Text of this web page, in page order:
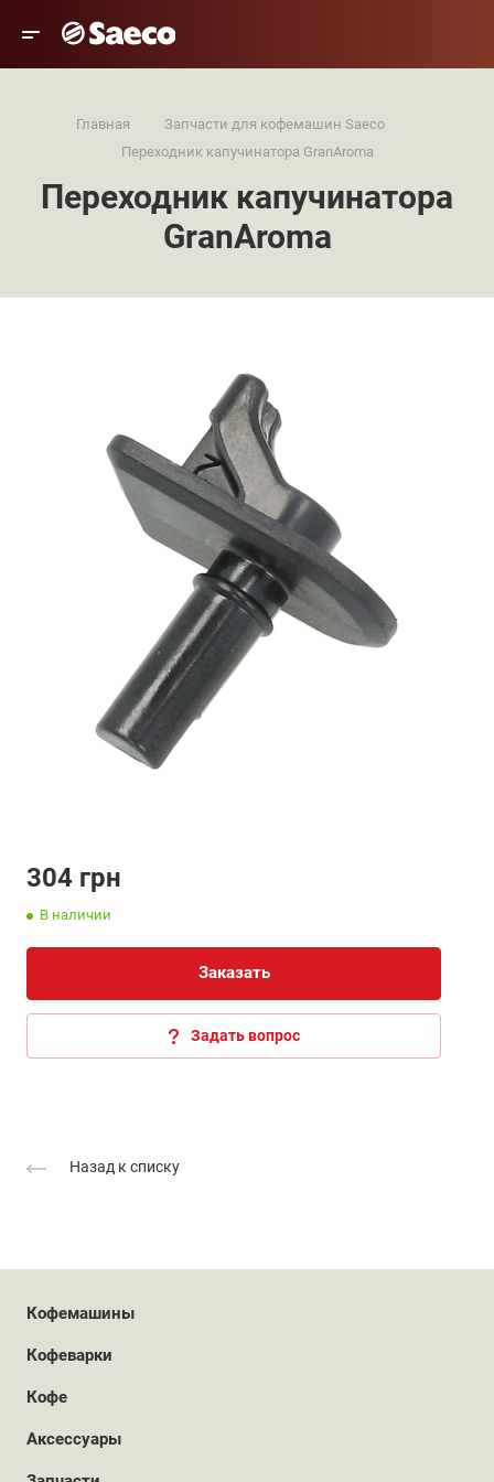
Главная Запчасти для кофемашин Saeco
Переходник капучинатора GranAroma
Переходник капучинатора
GranAroma
304 грн
В наличии
Заказать
Задать вопрос
Назад к списку
Кофемашины
Кофеварки
Кофе
Аксессуары